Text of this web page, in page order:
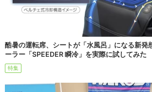
酷暑の運転席、シートが「水風呂」になる新発
ーラー「SPEEDER 瞬冷」を実際に試してみた
特集